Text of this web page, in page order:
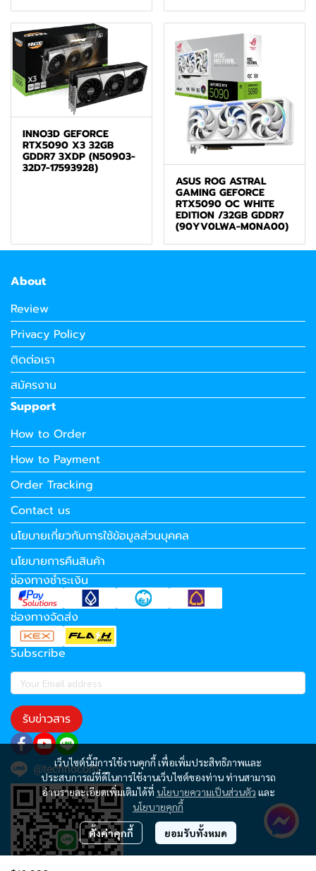
INNO3D GEFORCE
RTX5090 X3 32GB
GDDR7 3XDP (N50903-
32D7-17593928)
ASUS ROG ASTRAL
GAMING GEFORCE
RTX5090 OC WHITE
EDITION /32GB GDDR7
(90YV0LWA-M0NA00)
เว็บไซต์นี้มีการใช้งานคุกกี้ เพื่อเพิ่มประสิทธิภาพและ
ประสบการณ์ที่ดีในการใช้งานเว็บไซต์ของท่าน ท่านสามารถ
อ่านรายละเอียดเพิ่มเติมได้ที่ นโยบายความเป็นส่วนตัว และ
นโยบายคุกกี้
ตั้งค่าคุกกี้ ยอมรับทั้งหมด
About
Review
Privacy Policy
ติดต่อเรา
สมัครงาน
Support
How to Order
How to Payment
Order Tracking
Contact us
นโยบายเกี่ยวกับการใช้ข้อมูลส่วนบุคคล
นโยบายการคืนสินค้า
ช่องทางชำระเงิน
ช่องทางจัดส่ง
Subscribe
รับข่าวสาร
@technocom